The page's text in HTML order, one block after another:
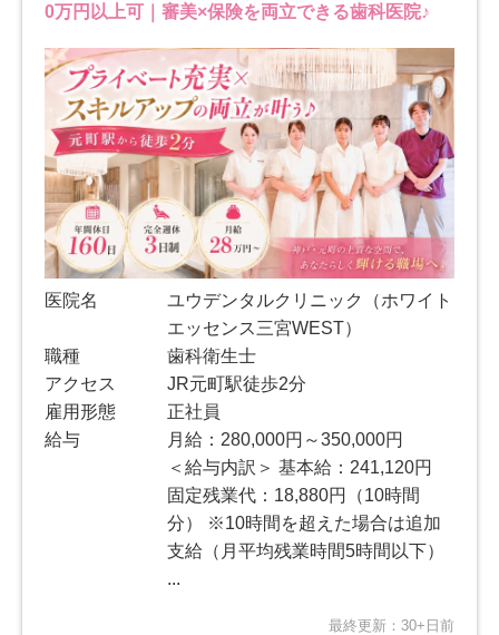
0万円以上可｜審美×保険を両立できる歯科医院♪
医院名
ユウデンタルクリニック（ホワイト
エッセンス三宮WEST）
職種
歯科衛生士
アクセス
JR元町駅徒歩2分
雇用形態
正社員
給与
月給：280,000円～350,000円
＜給与内訳＞ 基本給：241,120円
固定残業代：18,880円（10時間
分） ※10時間を超えた場合は追加
⽀給（⽉平均残業時間5時間以下）
...
最終更新：30+日前